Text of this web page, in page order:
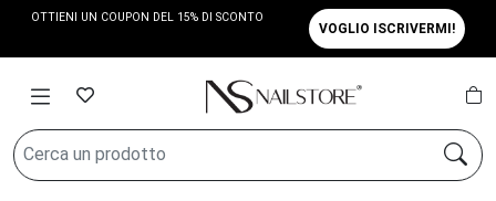
OTTIENI UN COUPON DEL 15% DI SCONTO
VOGLIO ISCRIVERMI!